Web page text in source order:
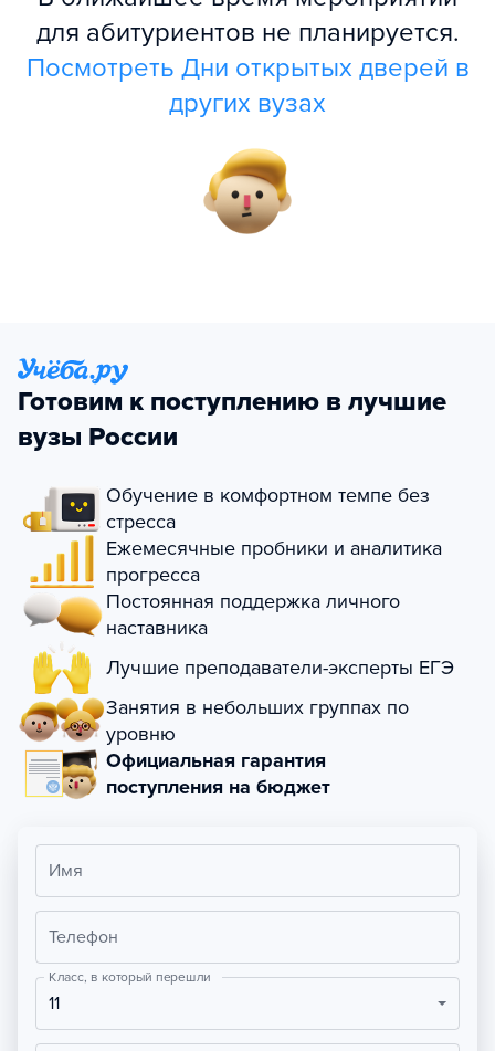
для абитуриентов не планируется.
Посмотреть Дни открытых дверей в
других вузах
Готовим к поступлению в лучшие
вузы России
Обучение в комфортном темпе без
стресса
Ежемесячные пробники и аналитика
прогресса
Постоянная поддержка личного
наставника
Лучшие преподаватели-эксперты ЕГЭ
Занятия в небольших группах по
уровню
Официальная гарантия
поступления на бюджет
Имя
Телефон
Класс, в который перешли
11